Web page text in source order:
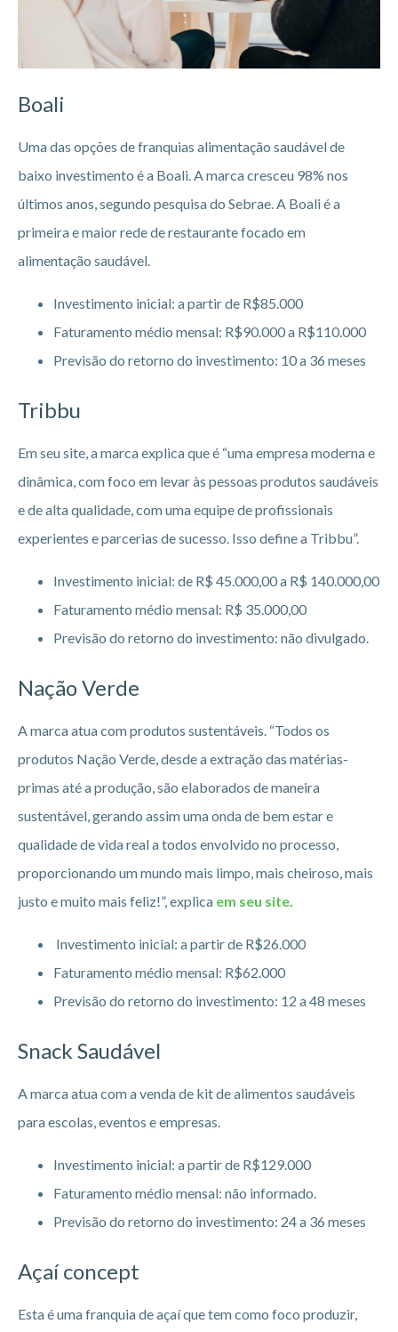
Boali
Uma das opções de franquias alimentação saudável de
baixo investimento é a Boali. A marca cresceu 98% nos
últimos anos, segundo pesquisa do Sebrae. A Boali é a
primeira e maior rede de restaurante focado em
alimentação saudável.
Investimento inicial: a partir de R$85.000
Faturamento médio mensal: R$90.000 a R$110.000
Previsão do retorno do investimento: 10 a 36 meses
Tribbu
Em seu site, a marca explica que é “uma empresa moderna e
dinâmica, com foco em levar às pessoas produtos saudáveis
e de alta qualidade, com uma equipe de profissionais
experientes e parcerias de sucesso. Isso define a Tribbu”.
Investimento inicial: de R$ 45.000,00 a R$ 140.000,00
Faturamento médio mensal: R$ 35.000,00
Previsão do retorno do investimento: não divulgado.
Nação Verde
A marca atua com produtos sustentáveis. “Todos os
produtos Nação Verde, desde a extração das matérias-
primas até a produção, são elaborados de maneira
sustentável, gerando assim uma onda de bem estar e
qualidade de vida real a todos envolvido no processo,
proporcionando um mundo mais limpo, mais cheiroso, mais
justo e muito mais feliz!”, explica em seu site.
Investimento inicial: a partir de R$26.000
Faturamento médio mensal: R$62.000
Previsão do retorno do investimento: 12 a 48 meses
Snack Saudável
A marca atua com a venda de kit de alimentos saudáveis
para escolas, eventos e empresas.
Investimento inicial: a partir de R$129.000
Faturamento médio mensal: não informado.
Previsão do retorno do investimento: 24 a 36 meses
Açaí concept
Esta é uma franquia de açaí que tem como foco produzir,